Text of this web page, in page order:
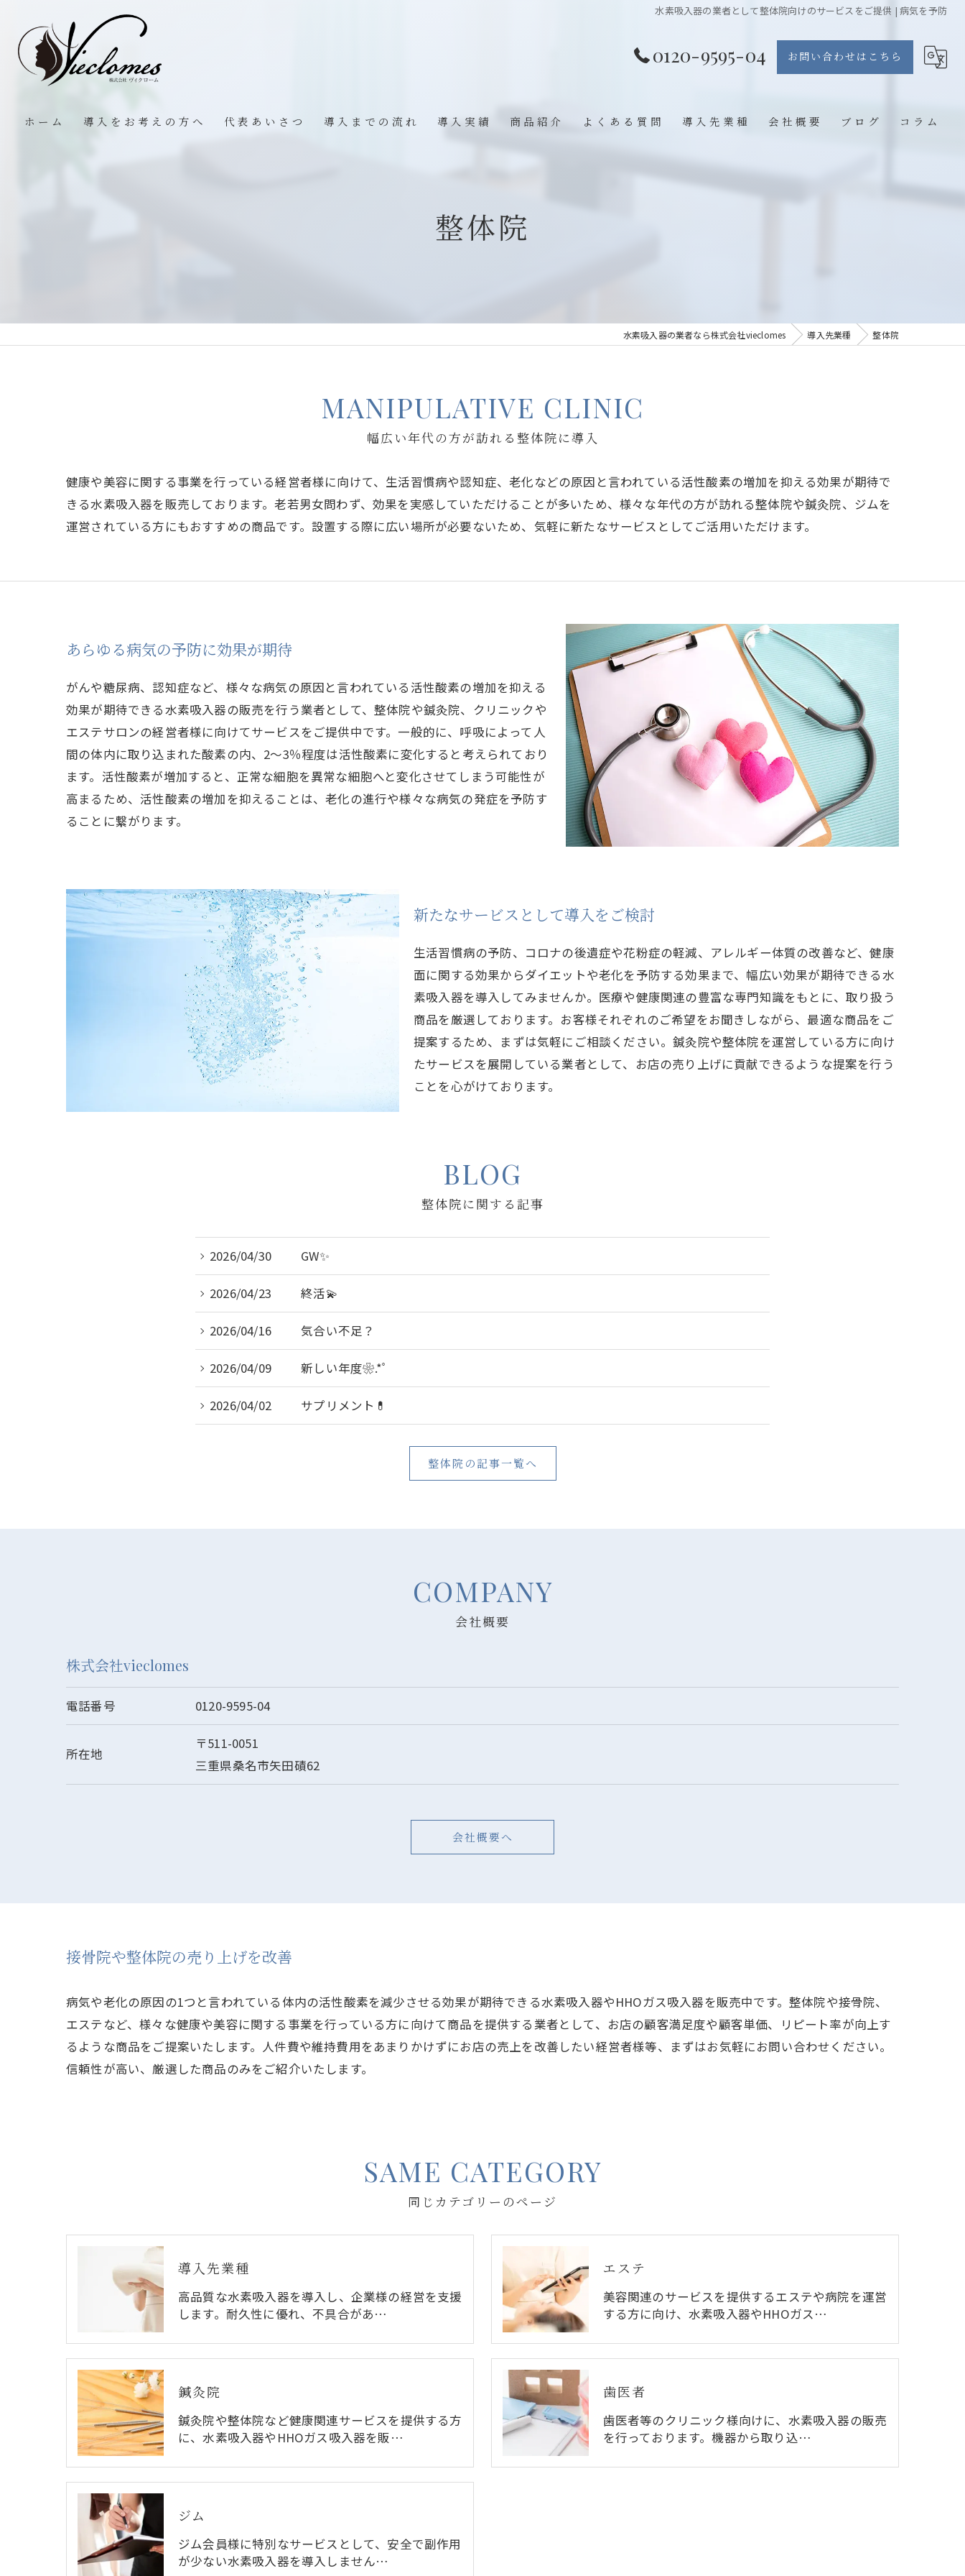
水素吸入器の業者として整体院向けのサービスをご提供 | 病気を予防
0120-9595-04 お問い合わせはこちら
ホーム 導入をお考えの方へ 代表あいさつ 導入までの流れ 導入実績 商品紹介 よくある質問 導入先業種 会社概要 ブログ コラム
整体院
水素吸入器の業者なら株式会社vieclomes 導入先業種 整体院
幅広い年代の方が訪れる整体院に導入
MANIPULATIVE CLINIC
健康や美容に関する事業を行っている経営者様に向けて、生活習慣病や認知症、老化などの原因と言われている活性酸素の増加を抑える効果が期待で
きる水素吸入器を販売しております。老若男女問わず、効果を実感していただけることが多いため、様々な年代の方が訪れる整体院や鍼灸院、ジムを
運営されている方にもおすすめの商品です。設置する際に広い場所が必要ないため、気軽に新たなサービスとしてご活用いただけます。
あらゆる病気の予防に効果が期待
がんや糖尿病、認知症など、様々な病気の原因と言われている活性酸素の増加を抑える
効果が期待できる水素吸入器の販売を行う業者として、整体院や鍼灸院、クリニックや
エステサロンの経営者様に向けてサービスをご提供中です。一般的に、呼吸によって人
間の体内に取り込まれた酸素の内、2～3％程度は活性酸素に変化すると考えられており
ます。活性酸素が増加すると、正常な細胞を異常な細胞へと変化させてしまう可能性が
高まるため、活性酸素の増加を抑えることは、老化の進行や様々な病気の発症を予防す
ることに繋がります。
新たなサービスとして導入をご検討
生活習慣病の予防、コロナの後遺症や花粉症の軽減、アレルギー体質の改善など、健康
面に関する効果からダイエットや老化を予防する効果まで、幅広い効果が期待できる水
素吸入器を導入してみませんか。医療や健康関連の豊富な専門知識をもとに、取り扱う
商品を厳選しております。お客様それぞれのご希望をお聞きしながら、最適な商品をご
提案するため、まずは気軽にご相談ください。鍼灸院や整体院を運営している方に向け
たサービスを展開している業者として、お店の売り上げに貢献できるような提案を行う
ことを心がけております。
BLOG
整体院に関する記事
2026/04/30 GW✨
2026/04/23 終活💫
2026/04/16 気合い不足？
2026/04/09 新しい年度❀.*ﾟ
2026/04/02 サプリメント💊
整体院の記事一覧へ
COMPANY
会社概要
株式会社vieclomes
電話番号 0120-9595-04
所在地
〒511-0051
三重県桑名市矢田磧62
会社概要へ
接骨院や整体院の売り上げを改善
病気や老化の原因の1つと言われている体内の活性酸素を減少させる効果が期待できる水素吸入器やHHOガス吸入器を販売中です。整体院や接骨院、
エステなど、様々な健康や美容に関する事業を行っている方に向けて商品を提供する業者として、お店の顧客満足度や顧客単価、リピート率が向上す
るような商品をご提案いたします。人件費や維持費用をあまりかけずにお店の売上を改善したい経営者様等、まずはお気軽にお問い合わせください。
信頼性が高い、厳選した商品のみをご紹介いたします。
同じカテゴリーのページ
SAME CATEGORY
導入先業種
高品質な水素吸入器を導入し、企業様の経営を支援
します。耐久性に優れ、不具合があ…
エステ
美容関連のサービスを提供するエステや病院を運営
する方に向け、水素吸入器やHHOガス…
鍼灸院
鍼灸院や整体院など健康関連サービスを提供する方
に、水素吸入器やHHOガス吸入器を販…
歯医者
歯医者等のクリニック様向けに、水素吸入器の販売
を行っております。機器から取り込…
ジム
ジム会員様に特別なサービスとして、安全で副作用
が少ない水素吸入器を導入しません…